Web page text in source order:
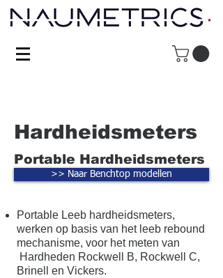
Hardheidsmeters
Portable Hardheidsmeters
>> Naar Benchtop modellen
Portable Leeb hardheidsmeters,
werken op basis van het leeb rebound
mechanisme, voor het meten van
Hardheden Rockwell B, Rockwell C,
Brinell
en Vickers.